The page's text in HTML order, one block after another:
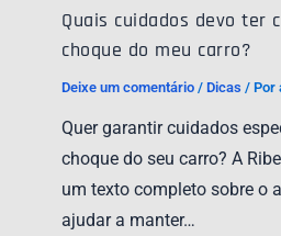
Quais cuidados devo ter
choque do meu carro?
Deixe um comentário / Dicas / Por
Quer garantir cuidados
choque do seu carro? A
um texto completo sobre o
ajudar a manter…